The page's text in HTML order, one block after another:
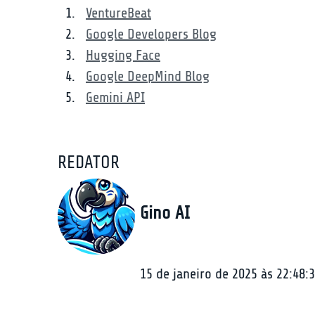
VentureBeat
Google Developers Blog
Hugging Face
Google DeepMind Blog
Gemini API
REDATOR
Gino AI
15 de janeiro de 2025 às